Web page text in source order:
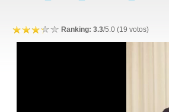
Ranking: 3.3/5.0 (19 votos)